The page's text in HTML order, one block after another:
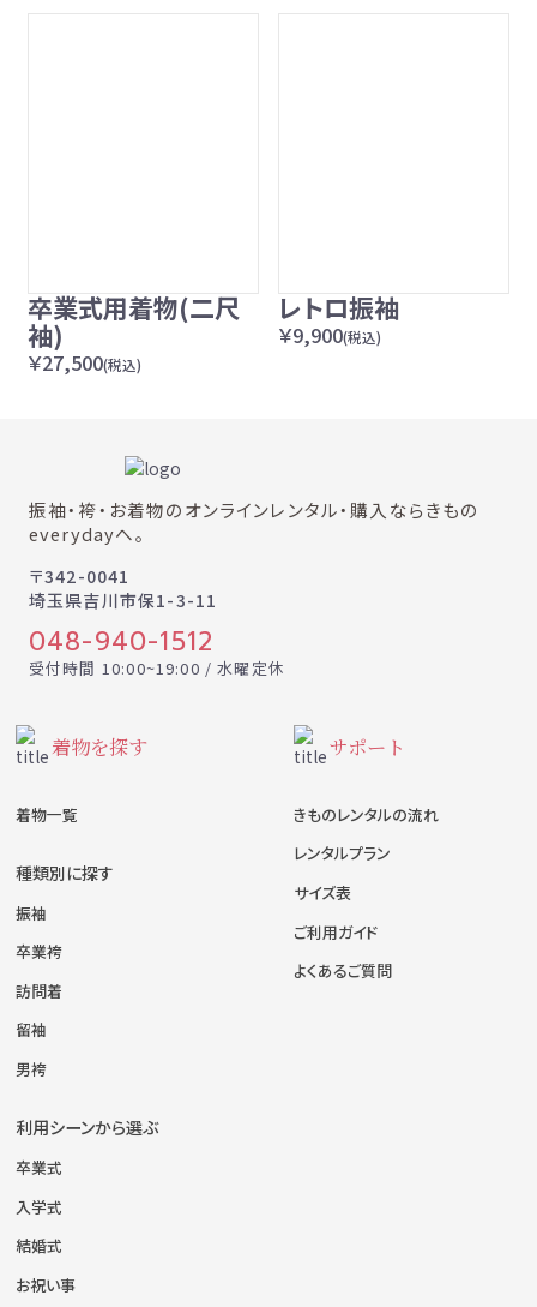
卒業式用着物(二尺
袖)
￥27,500(税込)
レトロ振袖
￥9,900(税込)
振袖・袴・お着物のオンラインレンタル・購入ならきもの
everydayへ。
〒342-0041
埼玉県吉川市保1-3-11
048-940-1512
受付時間 10:00~19:00 / 水曜定休
着物を探す
着物一覧
種類別に探す
振袖
卒業袴
訪問着
留袖
男袴
利用シーンから選ぶ
卒業式
入学式
結婚式
お祝い事
サポート
きものレンタルの流れ
レンタルプラン
サイズ表
ご利用ガイド
よくあるご質問